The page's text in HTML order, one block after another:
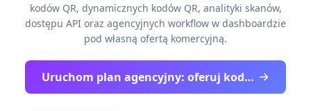
kodów QR, dynamicznych kodów QR, analityki skanów,
dostępu API oraz agencyjnych workflow w dashboardzie
pod własną ofertą komercyjną.
Uruchom plan agencyjny: oferuj kody QR pod własną marką